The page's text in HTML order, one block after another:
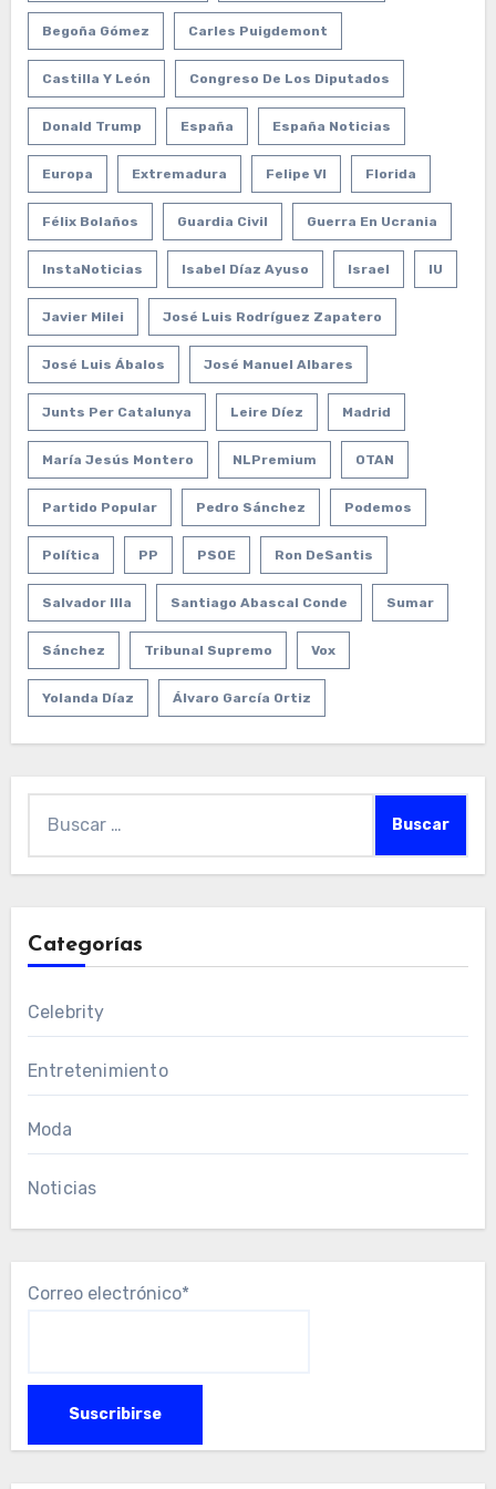
Begoña Gómez Carles Puigdemont
Castilla Y León Congreso De Los Diputados
Donald Trump España España Noticias
Europa Extremadura Felipe VI Florida
Félix Bolaños Guardia Civil Guerra En Ucrania
InstaNoticias Isabel Díaz Ayuso Israel IU
Javier Milei José Luis Rodríguez Zapatero
José Luis Ábalos José Manuel Albares
Junts Per Catalunya Leire Díez Madrid
María Jesús Montero NLPremium OTAN
Partido Popular Pedro Sánchez Podemos
Política PP PSOE Ron DeSantis
Salvador Illa Santiago Abascal Conde Sumar
Sánchez Tribunal Supremo Vox
Yolanda Díaz Álvaro García Ortiz
Categorías
Celebrity
Entretenimiento
Moda
Noticias
Correo electrónico*